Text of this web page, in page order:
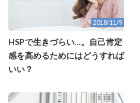
2018/11/9
HSPで生きづらい…。自己肯定
感を高めるためにはどうすれば
いい？